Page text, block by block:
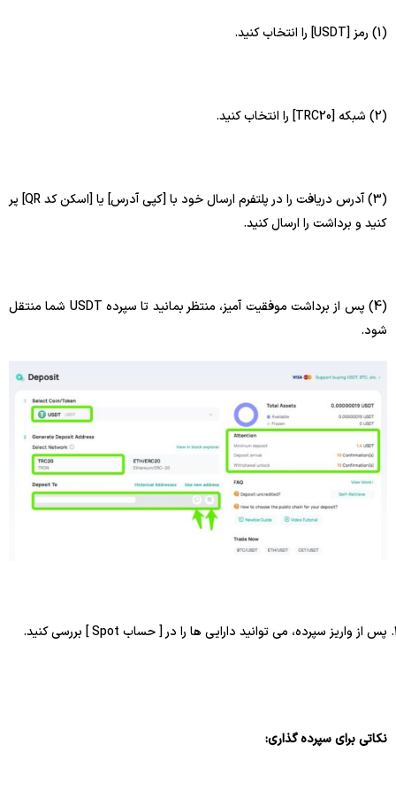
(1) رمز [USDT] را انتخاب کنید.
(2) شبکه [TRC20] را انتخاب کنید.
(3) آدرس دریافت را در پلتفرم ارسال خود با [کپی آدرس] یا [اسکن کد QR] پر
کنید و برداشت را ارسال کنید.
(4) پس از برداشت موفقیت آمیز، منتظر بمانید تا سپرده USDT شما منتقل
شود.
پس از واریز سپرده، می توانید دارایی ها را در [ حساب Spot ] بررسی کنید.
نکاتی برای سپرده گذاری: